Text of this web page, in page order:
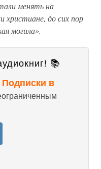
менять на
христиане, до сих пор
могила».
📚
в